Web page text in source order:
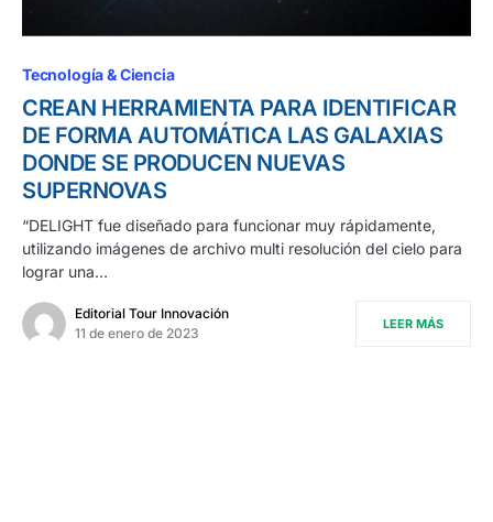
Tecnología & Ciencia
CREAN HERRAMIENTA PARA IDENTIFICAR
DE FORMA AUTOMÁTICA LAS GALAXIAS
DONDE SE PRODUCEN NUEVAS
SUPERNOVAS
“DELIGHT fue diseñado para funcionar muy rápidamente,
utilizando imágenes de archivo multi resolución del cielo para
lograr una…
Editorial Tour Innovación
11 de enero de 2023
LEER MÁS